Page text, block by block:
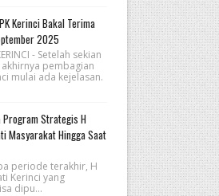
Kerinci Bakal Terima
2025
- Setelah sekian
pembagian
mulai ada kejelasan.
Program Strategis H
Masyarakat Hingga Saat
periode terakhir, H
Kerinci yang
dipu...